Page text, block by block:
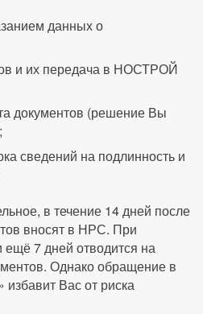
данных о
и их передача в НОСТРОЙ
документов (решение Вы
сведений на подлинность и
в течение 14 дней после
вносят в НРС. При
7 дней отводится на
Однако обращение в
Вас от риска